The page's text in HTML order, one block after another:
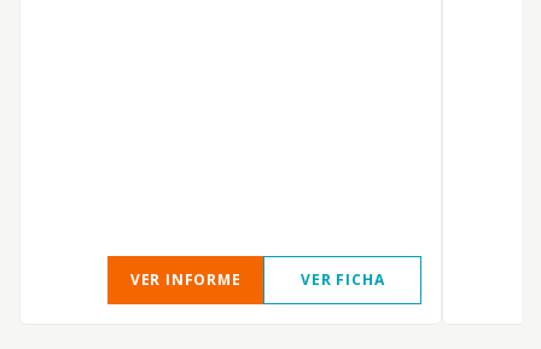
VER INFORME VER FICHA